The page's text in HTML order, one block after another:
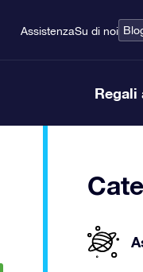
AssistenzaSu di noi
Regali